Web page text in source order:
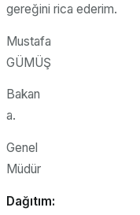
gereğini rica ederim.
Mustafa
GÜMÜŞ
Bakan
a.
Genel
Müdür
Dağıtım: